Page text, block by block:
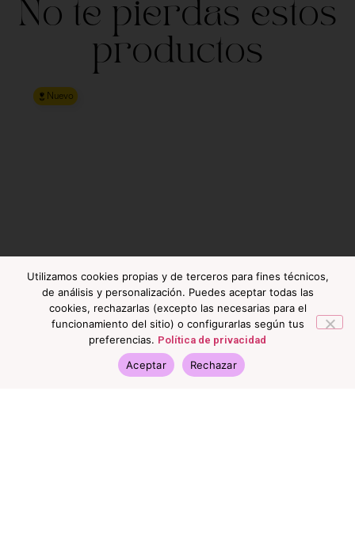
No te pierdas estos
productos
Nuevo
Utilizamos cookies propias y de terceros para fines técnicos,
de análisis y personalización. Puedes aceptar todas las
cookies, rechazarlas (excepto las necesarias para el
funcionamiento del sitio) o configurarlas según tus
preferencias. Política de privacidad
Aceptar Rechazar